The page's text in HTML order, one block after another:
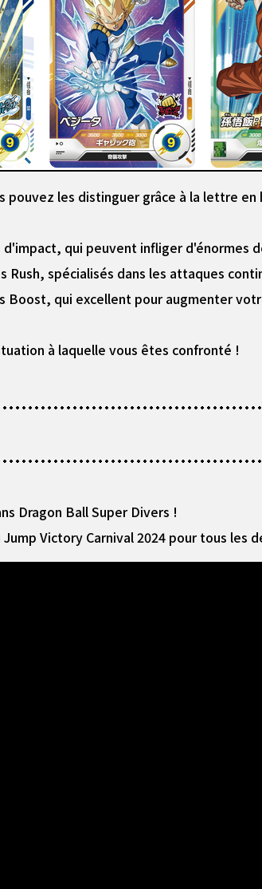
les distinguer grâce à la lettre
qui peuvent infliger d'énormes
Rush, spécialisés dans les attaques
Boost, qui excellent pour augmenter
à laquelle vous êtes confronté !
Dragon Ball Super Divers !
Victory Carnival 2024 pour tous les